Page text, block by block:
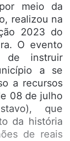
meio da
realizou na
2023 do
O evento
instruir
a se
a recursos
08 de julho
que
da história
de reais